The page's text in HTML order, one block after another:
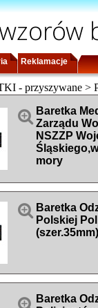
Reklamacje
- przyszywane >
 Baretka
Zarządu
NSZZP
mory
 Baretka
Polskiej
(szer.35mm)
 Baretka